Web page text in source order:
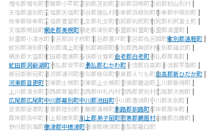
増毛郡増毛町留萌郡小平町苫前郡苫前町苫前郡羽幌町苫前郡初山別村
天塩郡遠別町天塩郡天塩町宗谷郡猿払村枝幸郡浜頓別町枝幸郡中頓別町
枝幸郡枝幸町天塩郡豊富町礼文郡礼文町利尻郡利尻町利尻郡利尻富士町
天塩郡幌延町網走郡美幌町網走郡津別町斜里郡斜里町斜里郡清里町
斜里郡小清水町常呂郡訓子府町常呂郡置戸町常呂郡佐呂間町紋別郡遠軽町
紋別郡湧別町紋別郡滝上町紋別郡興部町紋別郡西興部村紋別郡雄武町
網走郡大空町虻田郡豊浦町有珠郡壮瞥町白老郡白老町勇払郡厚真町
虻田郡洞爺湖町勇払郡安平町勇払郡むかわ町沙流郡日高町沙流郡平取町
新冠郡新冠町浦河郡浦河町様似郡様似町幌泉郡えりも町日高郡新ひだか町
河東郡音更町河東郡士幌町河東郡上士幌町河東郡鹿追町 上川郡新得町
上川郡清水町河西郡芽室町河西郡中札内村河西郡更別村広尾郡大樹町
広尾郡広尾町中川郡幕別町中川郡池田町中川郡豊頃町中川郡本別町
足寄郡足寄町足寄郡陸別町十勝郡浦幌町釧路郡釧路町厚岸郡厚岸町
厚岸郡浜中町川上郡標茶町川上郡弟子屈町阿寒郡鶴居村白糠郡白糠町
野付郡別海町標津郡中標津町標津郡標津町目梨郡羅臼町